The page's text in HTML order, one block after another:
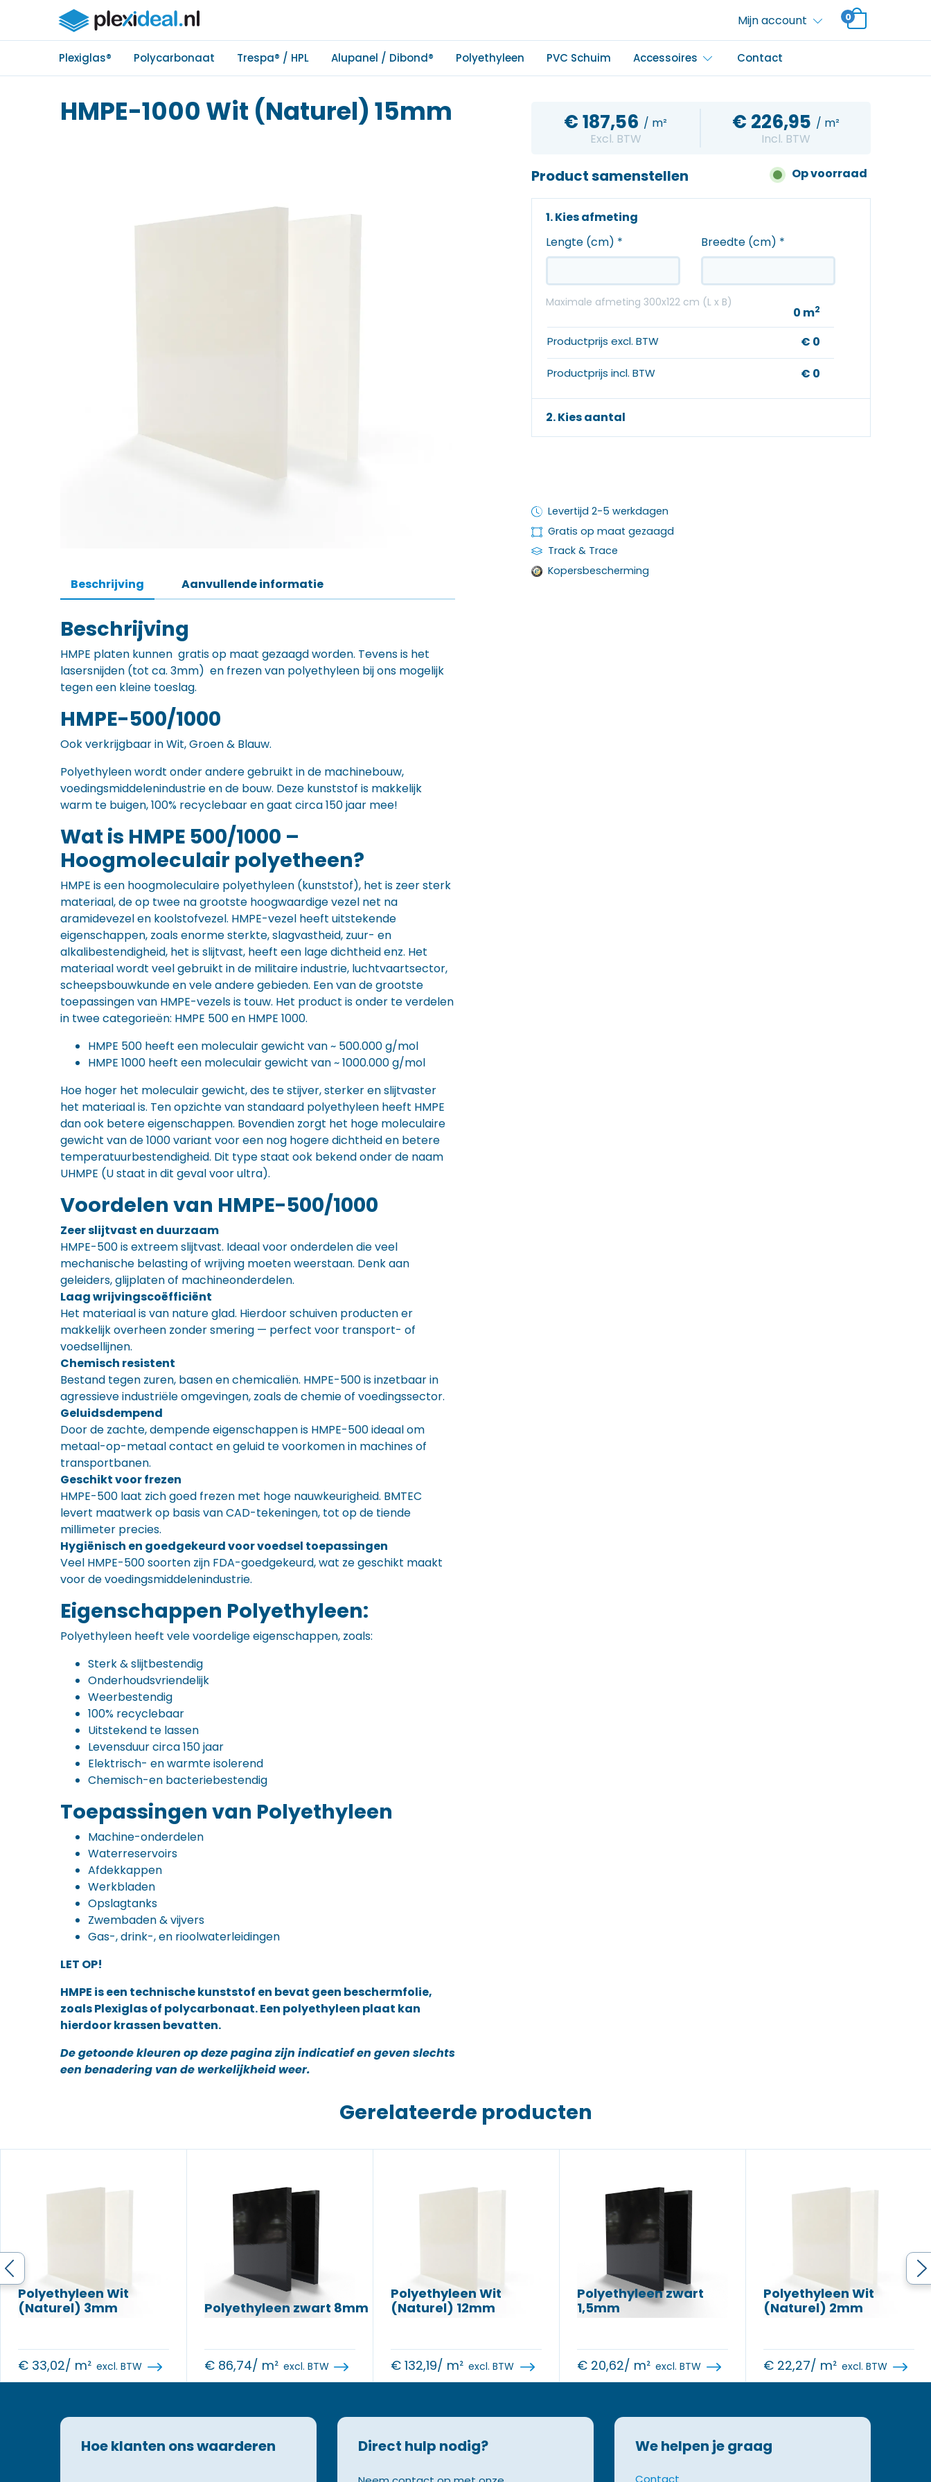
Mijn account 0
Plexiglas® Polycarbonaat Trespa® / HPL Alupanel / Dibond® Polyethyleen PVC Schuim Accessoires Contact
HMPE-1000 Wit (Naturel) 15mm
Beschrijving Aanvullende informatie
Beschrijving
HMPE platen kunnen gratis op maat gezaagd worden. Tevens is het
lasersnijden (tot ca. 3mm) en frezen van polyethyleen bij ons mogelijk
tegen een kleine toeslag.
HMPE-500/1000
Ook verkrijgbaar in Wit, Groen & Blauw.
Polyethyleen wordt onder andere gebruikt in de machinebouw,
voedingsmiddelenindustrie en de bouw. Deze kunststof is makkelijk
warm te buigen, 100% recyclebaar en gaat circa 150 jaar mee!
Wat is HMPE 500/1000 –
Hoogmoleculair polyetheen?
HMPE is een hoogmoleculaire polyethyleen (kunststof), het is zeer sterk
materiaal, de op twee na grootste hoogwaardige vezel net na
aramidevezel en koolstofvezel. HMPE-vezel heeft uitstekende
eigenschappen, zoals enorme sterkte, slagvastheid, zuur- en
alkalibestendigheid, het is slijtvast, heeft een lage dichtheid enz. Het
materiaal wordt veel gebruikt in de militaire industrie, luchtvaartsector,
scheepsbouwkunde en vele andere gebieden. Een van de grootste
toepassingen van HMPE-vezels is touw. Het product is onder te verdelen
in twee categorieën: HMPE 500 en HMPE 1000.
HMPE 500 heeft een moleculair gewicht van ~ 500.000 g/mol
HMPE 1000 heeft een moleculair gewicht van ~ 1000.000 g/mol
Hoe hoger het moleculair gewicht, des te stijver, sterker en slijtvaster
het materiaal is. Ten opzichte van standaard polyethyleen heeft HMPE
dan ook betere eigenschappen. Bovendien zorgt het hoge moleculaire
gewicht van de 1000 variant voor een nog hogere dichtheid en betere
temperatuurbestendigheid. Dit type staat ook bekend onder de naam
UHMPE (U staat in dit geval voor ultra).
Voordelen van HMPE-500/1000
Zeer slijtvast en duurzaam
HMPE-500 is extreem slijtvast. Ideaal voor onderdelen die veel
mechanische belasting of wrijving moeten weerstaan. Denk aan
geleiders, glijplaten of machineonderdelen.
Laag wrijvingscoëfficiënt
Het materiaal is van nature glad. Hierdoor schuiven producten er
makkelijk overheen zonder smering — perfect voor transport- of
voedsellijnen.
Chemisch resistent
Bestand tegen zuren, basen en chemicaliën. HMPE-500 is inzetbaar in
agressieve industriële omgevingen, zoals de chemie of voedingssector.
Geluidsdempend
Door de zachte, dempende eigenschappen is HMPE-500 ideaal om
metaal-op-metaal contact en geluid te voorkomen in machines of
transportbanen.
Geschikt voor frezen
HMPE-500 laat zich goed frezen met hoge nauwkeurigheid. BMTEC
levert maatwerk op basis van CAD-tekeningen, tot op de tiende
millimeter precies.
Hygiënisch en goedgekeurd voor voedsel toepassingen
Veel HMPE-500 soorten zijn FDA-goedgekeurd, wat ze geschikt maakt
voor de voedingsmiddelenindustrie.
Eigenschappen Polyethyleen:
Polyethyleen heeft vele voordelige eigenschappen, zoals:
Sterk & slijtbestendig
Onderhoudsvriendelijk
Weerbestendig
100% recyclebaar
Uitstekend te lassen
Levensduur circa 150 jaar
Elektrisch- en warmte isolerend
Chemisch-en bacteriebestendig
Toepassingen van Polyethyleen
Machine-onderdelen
Waterreservoirs
Afdekkappen
Werkbladen
Opslagtanks
Zwembaden & vijvers
Gas-, drink-, en rioolwaterleidingen
LET OP!
HMPE is een technische kunststof en bevat geen beschermfolie,
zoals Plexiglas of polycarbonaat. Een polyethyleen plaat kan
hierdoor krassen bevatten.
De getoonde kleuren op deze pagina zijn indicatief en geven slechts
een benadering van de werkelijkheid weer.
€187,56 / m²
Excl. BTW
€ 226,95 / m²
Incl. BTW
Op voorraad
Product samenstellen
1. Kies afmeting
Lengte (cm) * Breedte (cm) *
Maximale afmeting 300x122 cm (L x B)
0 m2
Productprijs excl. BTW € 0
Productprijs incl. BTW € 0
2. Kies aantal
Levertijd 2-5 werkdagen
Gratis op maat gezaagd
Track & Trace
Kopersbescherming
Gerelateerde producten
Polyethyleen Wit
(Naturel) 3mm
€ 33,02/ m² excl. BTW
Polyethyleen zwart 8mm
€ 86,74/ m² excl. BTW
Polyethyleen Wit
(Naturel) 12mm
€ 132,19/ m² excl. BTW
Polyethyleen zwart
1,5mm
€ 20,62/ m² excl. BTW
Polyethyleen Wit
(Naturel) 2mm
€ 22,27/ m² excl. BTW
Hoe klanten ons waarderen Direct hulp nodig? We helpen je graag
Contact